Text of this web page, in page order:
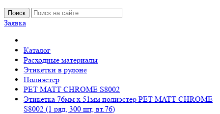
Поиск
Заявка
Каталог
Расходные материалы
Этикетки в рулоне
Полиэстер
PET MATT CHROME S8002
Этикетка 76мм х 51мм полиэстер PET MATT CHROME
S8002 (1 ряд, 300 шт, вт.76)